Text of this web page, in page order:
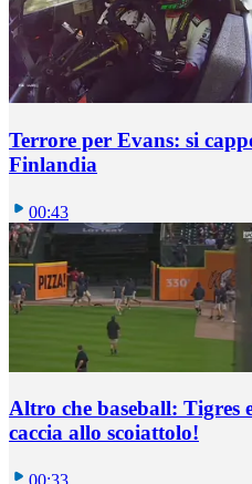
Terrore per Evans: si
Finlandia
00:43
Altro che baseball: Tigres
caccia allo scoiattolo!
00:33